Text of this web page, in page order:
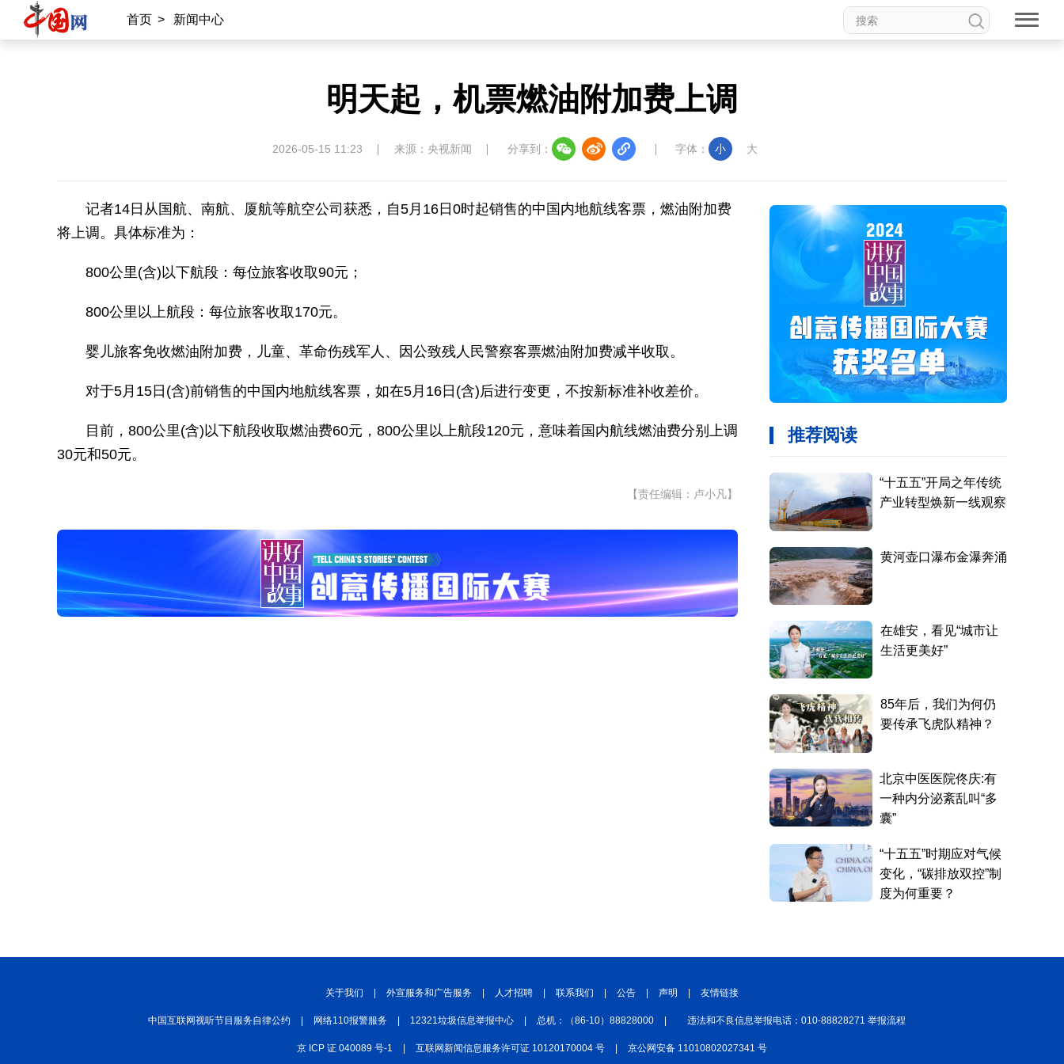
首页 > 新闻中心
明天起，机票燃油附加费上调
2026-05-15 11:23 来源：央视新闻 分享到： 字体： 小 大
记者14日从国航、南航、厦航等航空公司获悉，自5月16日0时起销售的中国内地航线客票，燃油附加费
将上调。具体标准为：
800公里(含)以下航段：每位旅客收取90元；
800公里以上航段：每位旅客收取170元。
婴儿旅客免收燃油附加费，儿童、革命伤残军人、因公致残人民警察客票燃油附加费减半收取。
对于5月15日(含)前销售的中国内地航线客票，如在5月16日(含)后进行变更，不按新标准补收差价。
目前，800公里(含)以下航段收取燃油费60元，800公里以上航段120元，意味着国内航线燃油费分别上调
30元和50元。
【责任编辑：卢小凡】
关于我们 外宣服务和广告服务 人才招聘 联系我们 公告 声明 友情链接
中国互联网视听节目服务自律公约 网络110报警服务 12321垃圾信息举报中心 总机：（86-10）88828000 违法和不良信息举报电话：010-88828271 举报流程
京 ICP 证 040089 号-1 互联网新闻信息服务许可证 10120170004 号 京公网安备 11010802027341 号